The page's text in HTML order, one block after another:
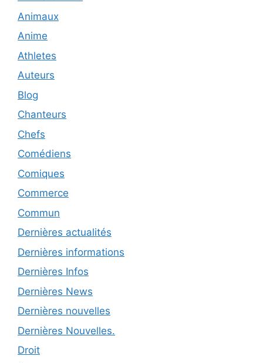
Animaux
Anime
Athletes
Auteurs
Blog
Chanteurs
Chefs
Comédiens
Comiques
Commerce
Commun
Dernières actualités
Dernières informations
Dernières Infos
Dernières News
Dernières nouvelles
Dernières Nouvelles.
Droit